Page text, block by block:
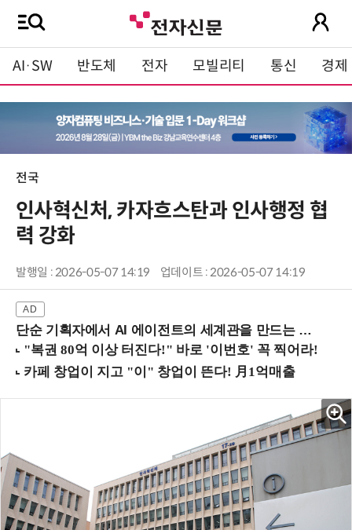
AI·SW 반도체 전자 모빌리티 통신 경제
전국
인사혁신처, 카자흐스탄과 인사행정 협
력 강화
발행일 : 2026-05-07 14:19 업데이트 : 2026-05-07 14:19
단순 기획자에서 AI 에이전트의 세계관을 만드는 지식 설계자로.. (8/20 강남역)